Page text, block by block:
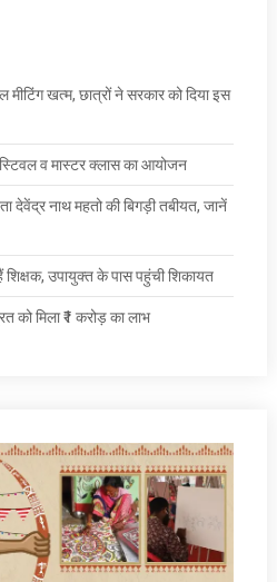
खत्म, छात्रों ने सरकार को दिया इस
व मास्टर क्लास का आयोजन
देवेंद्र नाथ महतो की बिगड़ी तबीयत, जानें
शिक्षक, उपायुक्त के पास पहुंची शिकायत
को मिला ₹1 करोड़ का लाभ